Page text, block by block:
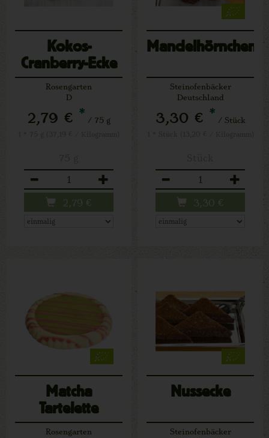
Kokos-
Cranberry-Ecke
Rosengarten
D
2,79 € * / 75 g
2,79 €
Mandelhörnchen
Steinofenbäcker
Deutschland
3,30 € * / Stück
3,30 €
Matcha
Tartelette
Rosengarten
Nussecke
Steinofenbäcker